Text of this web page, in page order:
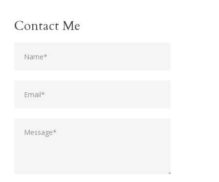
Contact Me